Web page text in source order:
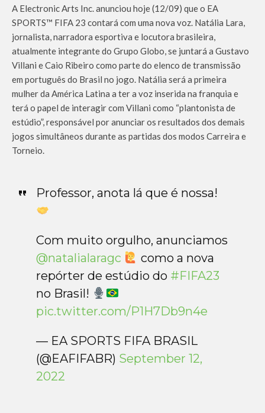
A Electronic Arts Inc. anunciou hoje (12/09) que o EA
SPORTS™ FIFA 23 contará com uma nova voz. Natália Lara,
jornalista, narradora esportiva e locutora brasileira,
atualmente integrante do Grupo Globo, se juntará a Gustavo
Villani e Caio Ribeiro como parte do elenco de transmissão
em português do Brasil no jogo. Natália será a primeira
mulher da América Latina a ter a voz inserida na franquia e
terá o papel de interagir com Villani como “plantonista de
estúdio”, responsável por anunciar os resultados dos demais
jogos simultâneos durante as partidas dos modos Carreira e
Torneio.
Professor, anota lá que é nossa!
Com muito orgulho, anunciamos
@natalialaragc
como a nova
repórter de estúdio do #FIFA23
no Brasil!
pic.twitter.com/P1H7Db9n4e
— EA SPORTS FIFA BRASIL
(@EAFIFABR) September 12,
2022